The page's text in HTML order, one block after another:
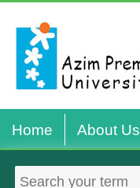
Home About Us